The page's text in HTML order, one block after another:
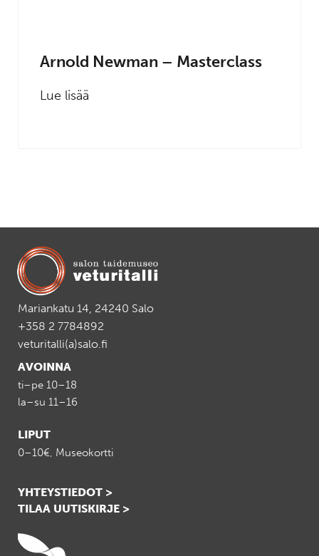
Arnold Newman – Masterclass
Lue lisää
Mariankatu 14, 24240 Salo
+358 2 7784892
veturitalli(a)salo.fi
AVOINNA
ti–pe 10–18
la–su 11–16
LIPUT
0–10€, Museokortti
YHTEYSTIEDOT >
TILAA UUTISKIRJE >